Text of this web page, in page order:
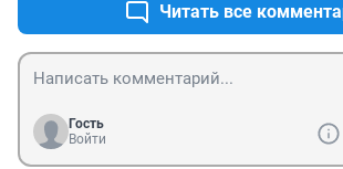
Читать все
Гость
Войти